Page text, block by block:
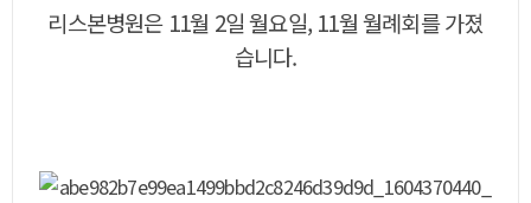
리스본병원은 11월 2일 월요일, 11월 월례회를 가졌
습니다.